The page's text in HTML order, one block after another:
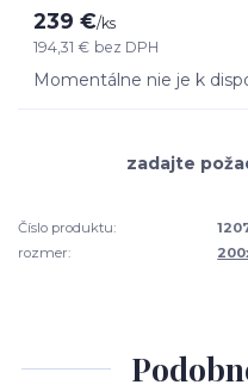
239 €/ks
194,31 € bez DPH
Momentálne nie je k
Číslo produktu:
rozmer: